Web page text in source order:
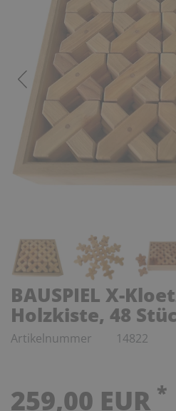
BAUSPIEL X-
Holzkiste, 48
Artikelnummer 14822
259,00 EUR *